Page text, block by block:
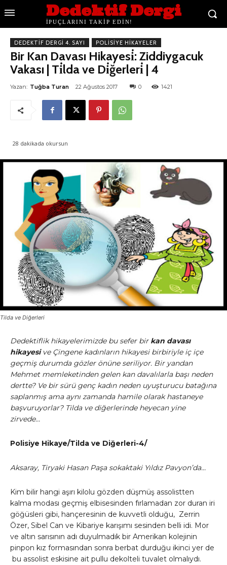
Dedektif Dergi
İPUÇLARINI TAKİP EDİN!
DEDEKTIF DERGI 4. SAYI POLISIYE HIKAYELER
Bir Kan Davası Hikayesi̇: Ziddiygacuk
Vakası | Ti̇lda ve Di̇ğerleri̇ | 4
Yazan: Tuğba Turan 22 Ağustos 2017 0 1421
28 dakikada okursun
Tilda ve Diğerleri
Dedektiflik hikayelerimizde bu sefer bir kan davası
hikayesive Çingene kadınların hikayesi birbiriyle iç içe
geçmiş durumda gözler önüne seriliyor. Bir yandan
Mehmet memleketinden gelen kan davalılarla başı neden
dertte? Ve bir sürü genç kadın neden uyuşturucu batağına
saplanmış ama aynı zamanda hamile olarak hastaneye
başvuruyorlar? Tilda ve diğerlerinde heyecan yine
zirvede…
Polisiye Hikaye/Tilda ve Diğerleri-4/
Aksaray, Tiryaki Hasan Paşa sokaktaki Yıldız Pavyon’da…
Kim bilir hangi aşırı kilolu gözden düşmüş assolistten
kalma modası geçmiş elbisesinden fırlamadan zor duran iri
göğüsleri gibi, hançeresinin de kuvvetli olduğu, Zerrin
Özer, Sibel Can ve Kibariye karışımı sesinden belli idi. Mor
ve altın sarısının adı duyulmadık bir Amerikan kolejinin
pinpon kız formasından sonra berbat durduğu ikinci yer de
bu assolist eskisine ait pullu dekolteli tuvalet olmalıydı.